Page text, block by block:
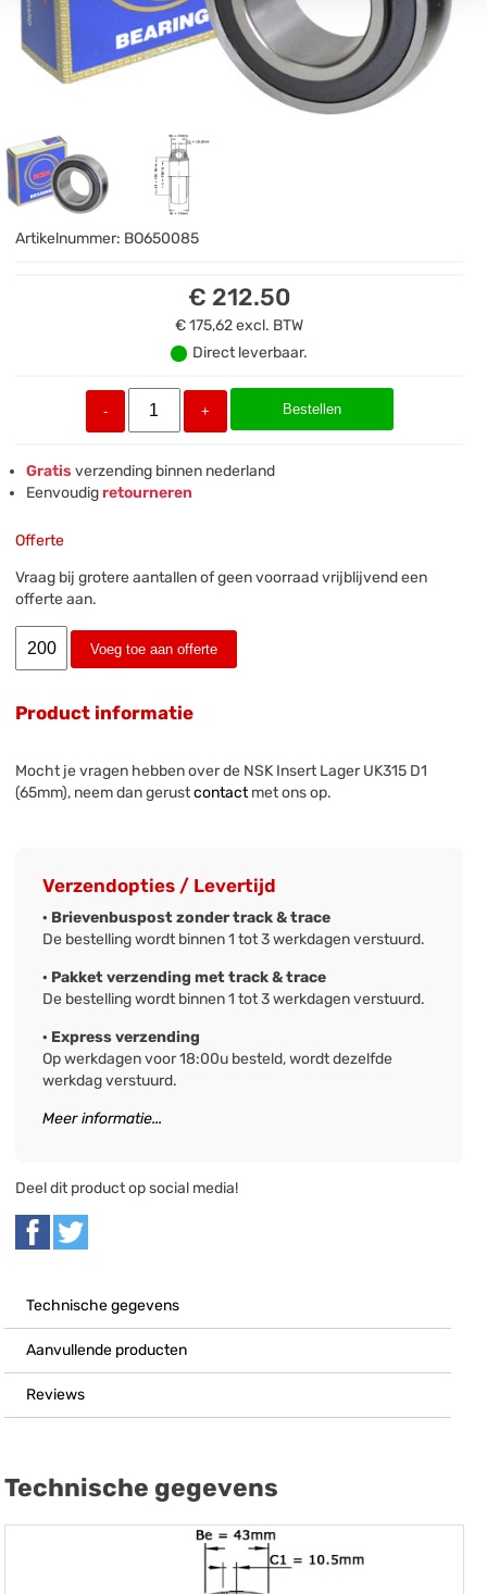
Artikelnummer: BO650085
€ 212.50
€ 175,62excl. BTW
Direct leverbaar.
- + Bestellen
Gratis verzending binnen nederland
Eenvoudigretourneren
Offerte
Vraag bij grotere aantallen of geen voorraad vrijblijvend een
offerte aan.
Voeg toe aan offerte
Product informatie
Mocht je vragen hebben over de NSK Insert Lager UK315 D1
(65mm), neem dan gerustcontactmet ons op.
Verzendopties / Levertijd
· Brievenbuspost zonder track & trace
De bestelling wordt binnen 1 tot 3 werkdagen verstuurd.
· Pakket verzending met track & trace
De bestelling wordt binnen 1 tot 3 werkdagen verstuurd.
· Express verzending
Op werkdagen voor 18:00u besteld, wordt dezelfde
werkdag verstuurd.
Meer informatie...
Deel dit product op social media!
Technische gegevens
Aanvullende producten
Reviews
Technische gegevens